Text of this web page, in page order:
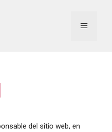
Menú
del sitio web, en